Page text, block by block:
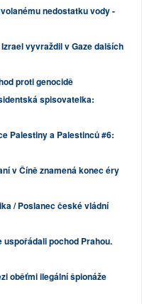
nedostatku vody -
vyvraždil v Gaze dalších
proti genocidě
spisovatelka:
Palestiny a Palestinců #6:
v Číně znamená konec éry
/ Poslanec české vládní
pochod Prahou.
oběťmi ilegální špionáže